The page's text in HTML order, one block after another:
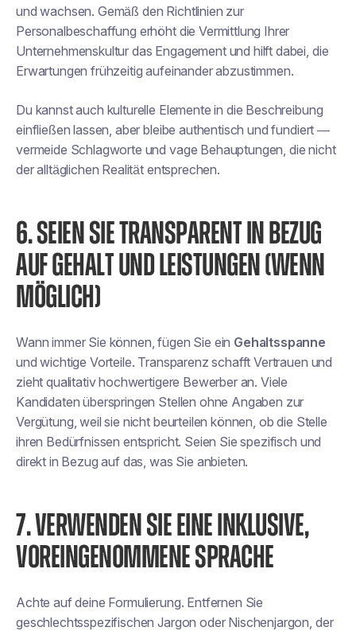
und wachsen. Gemäß den Richtlinien zur
Personalbeschaffung erhöht die Vermittlung Ihrer
Unternehmenskultur das Engagement und hilft dabei, die
Erwartungen frühzeitig aufeinander abzustimmen.
Du kannst auch kulturelle Elemente in die Beschreibung
einfließen lassen, aber bleibe authentisch und fundiert —
vermeide Schlagworte und vage Behauptungen, die nicht
der alltäglichen Realität entsprechen.
6. SEIEN SIE TRANSPARENT IN BEZUG
AUF GEHALT UND LEISTUNGEN (WENN
MÖGLICH)
Wann immer Sie können, fügen Sie ein Gehaltsspanne
und wichtige Vorteile. Transparenz schafft Vertrauen und
zieht qualitativ hochwertigere Bewerber an. Viele
Kandidaten überspringen Stellen ohne Angaben zur
Vergütung, weil sie nicht beurteilen können, ob die Stelle
ihren Bedürfnissen entspricht. Seien Sie spezifisch und
direkt in Bezug auf das, was Sie anbieten.
7. VERWENDEN SIE EINE INKLUSIVE,
VOREINGENOMMENE SPRACHE
Achte auf deine Formulierung. Entfernen Sie
geschlechtsspezifischen Jargon oder Nischenjargon, der